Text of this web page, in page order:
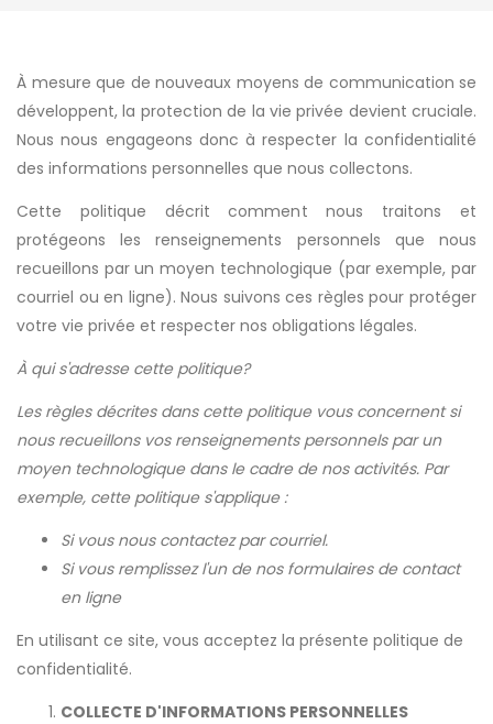
À mesure que de nouveaux moyens de communication se
développent, la protection de la vie privée devient cruciale.
Nous nous engageons donc à respecter la confidentialité
des informations personnelles que nous collectons.
Cette politique décrit comment nous traitons et
protégeons les renseignements personnels que nous
recueillons par un moyen technologique (par exemple, par
courriel ou en ligne). Nous suivons ces règles pour protéger
votre vie privée et respecter nos obligations légales.
À qui s'adresse cette politique?
Les règles décrites dans cette politique vous concernent si
nous recueillons vos renseignements personnels par un
moyen technologique dans le cadre de nos activités. Par
exemple, cette politique s'applique :
Si vous nous contactez par courriel.
Si vous remplissez l'un de nos formulaires de contact
en ligne
En utilisant ce site, vous acceptez la présente politique de
confidentialité.
COLLECTE D'INFORMATIONS PERSONNELLES